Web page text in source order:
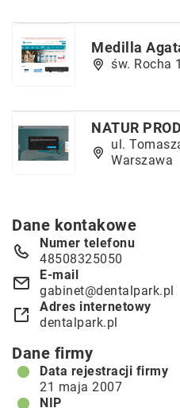
Medilla
św. Rocha
NATUR
ul.
Warszawa
Dane kontakowe
Numer telefonu
48508325050
E-mail
gabinet@dentalpark.pl
Adres internetowy
dentalpark.pl
Dane firmy
Data rejestracji firmy
21 maja 2007
NIP